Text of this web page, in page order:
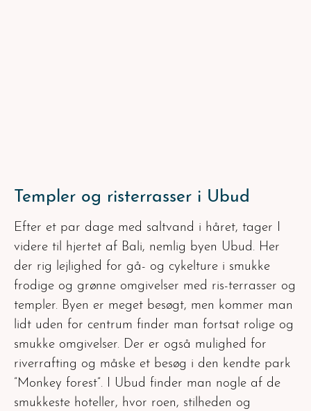
Templer og risterrasser i Ubud
Efter et par dage med saltvand i håret, tager I
videre til hjertet af Bali, nemlig byen Ubud. Her
der rig lejlighed for gå- og cykelture i smukke
frodige og grønne omgivelser med ris-terrasser og
templer. Byen er meget besøgt, men kommer man
lidt uden for centrum finder man fortsat rolige og
smukke omgivelser. Der er også mulighed for
riverrafting og måske et besøg i den kendte park
”Monkey forest”. I Ubud finder man nogle af de
smukkeste hoteller, hvor roen, stilheden og